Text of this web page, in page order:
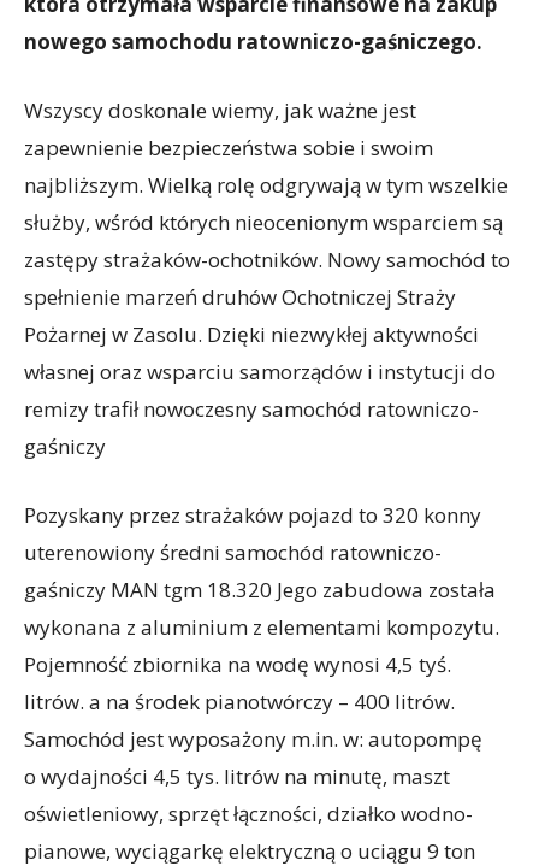
nowego samochodu ratowniczo-gaśniczego.
Wszyscy doskonale wiemy, jak ważne jest
zapewnienie bezpieczeństwa sobie i swoim
najbliższym. Wielką rolę odgrywają w tym wszelkie
służby, wśród których nieocenionym wsparciem są
zastępy strażaków-ochotników. Nowy samochód to
spełnienie marzeń druhów Ochotniczej Straży
Pożarnej w Zasolu. Dzięki niezwykłej aktywności
własnej oraz wsparciu samorządów i instytucji do
remizy trafił nowoczesny samochód ratowniczo-
gaśniczy
Pozyskany przez strażaków pojazd to 320 konny
uterenowiony średni samochód ratowniczo-
gaśniczy MAN tgm 18.320 Jego zabudowa została
wykonana z aluminium z elementami kompozytu.
Pojemność zbiornika na wodę wynosi 4,5 tyś.
litrów. a na środek pianotwórczy – 400 litrów.
Samochód jest wyposażony m.in. w: autopompę
o wydajności 4,5 tys. litrów na minutę, maszt
oświetleniowy, sprzęt łączności, działko wodno-
pianowe, wyciągarkę elektryczną o uciągu 9 ton